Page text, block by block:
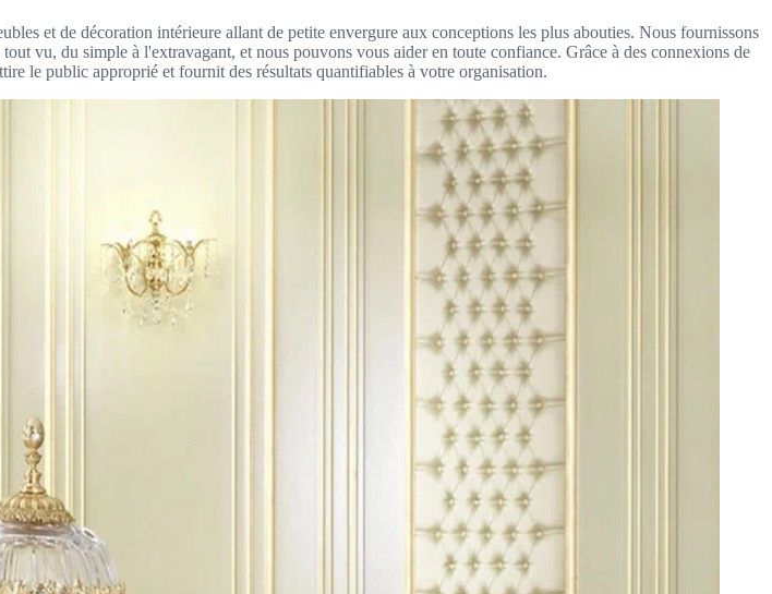
et de décoration intérieure allant de petite envergure aux conceptions les plus abouties. Nous fournissons
vu, du simple à l'extravagant, et nous pouvons vous aider en toute confiance. Grâce à des connexions de
le public approprié et fournit des résultats quantifiables à votre organisation.